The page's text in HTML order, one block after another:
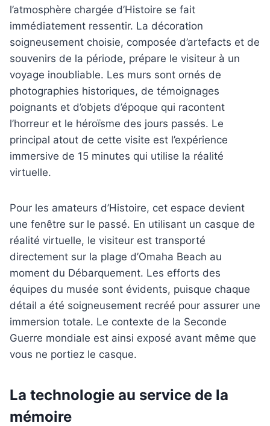
l’atmosphère chargée d’Histoire se fait
immédiatement ressentir. La décoration
soigneusement choisie, composée d’artefacts et de
souvenirs de la période, prépare le visiteur à un
voyage inoubliable. Les murs sont ornés de
photographies historiques, de témoignages
poignants et d’objets d’époque qui racontent
l’horreur et le héroïsme des jours passés. Le
principal atout de cette visite est l’expérience
immersive de 15 minutes qui utilise la réalité
virtuelle.
Pour les amateurs d’Histoire, cet espace devient
une fenêtre sur le passé. En utilisant un casque de
réalité virtuelle, le visiteur est transporté
directement sur la plage d’Omaha Beach au
moment du Débarquement. Les efforts des
équipes du musée sont évidents, puisque chaque
détail a été soigneusement recréé pour assurer une
immersion totale. Le contexte de la Seconde
Guerre mondiale est ainsi exposé avant même que
vous ne portiez le casque.
La technologie au service de la
mémoire